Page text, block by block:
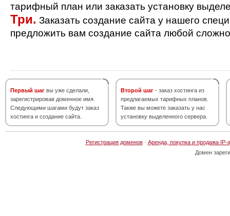
тарифный план или заказать установку
Три. Заказать создание сайта у нашего
предложить вам создание сайта любой
Первый шаг вы уже сделали,
зарегистрировав доменное имя.
Следующими шагами будут заказ
хостинга и создание сайта.
Второй шаг - заказ хостинга из
предлагаемых тарифных планов.
Также вы можете заказать у нас
установку выделенного сервера.
Регистрация доменов· Аренда, покупка и продажа IP-
Домен